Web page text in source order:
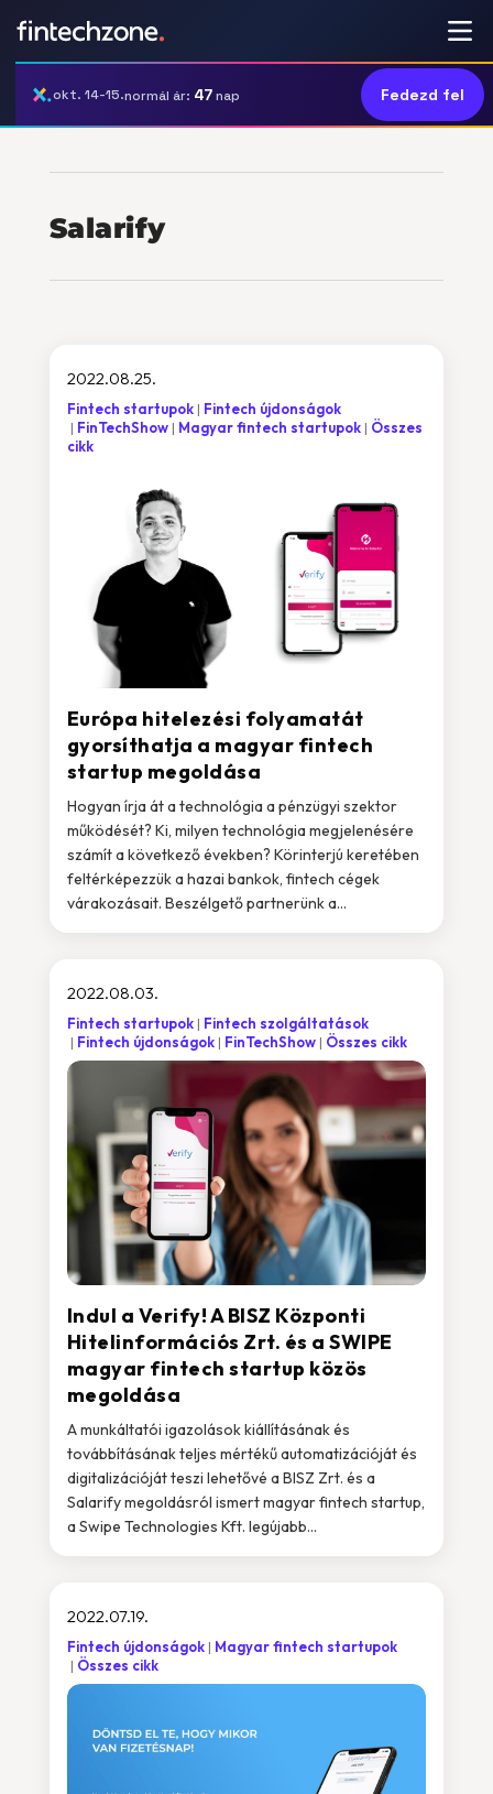
okt. 14-15.normál ár: 47nap Fedezd fel
Salarify
Európa hitelezési folyamatát
gyorsíthatja a magyar fintech
startup megoldása
2022.08.25.
Fintech startupok
Fintech újdonságok
FinTechShow
Magyar fintech startupok
Összes
cikk
Hogyan írja át a technológia a pénzügyi szektor
működését? Ki, milyen technológia megjelenésére
számít a következő években? Körinterjú keretében
feltérképezzük a hazai bankok, fintech cégek
várakozásait. Beszélgető partnerünk a...
Indul a Verify! A BISZ Központi
Hitelinformációs Zrt. és a SWIPE
magyar fintech startup közös
megoldása
2022.08.03.
Fintech startupok
Fintech szolgáltatások
Fintech újdonságok
FinTechShow Összes cikk
A munkáltatói igazolások kiállításának és
továbbításának teljes mértékű automatizációját és
digitalizációját teszi lehetővé a BISZ Zrt. és a
Salarify megoldásról ismert magyar fintech startup,
a Swipe Technologies Kft. legújabb...
2022.07.19.
Fintech újdonságok
Magyar fintech startupok
Összes cikk